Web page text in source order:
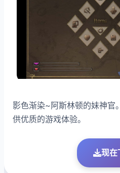
影色渐染~阿斯林顿的妹神官
供优质的游戏体验。
现在